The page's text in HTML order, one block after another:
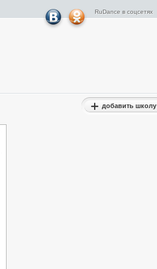
RuDance в соцсетях
добавить школу